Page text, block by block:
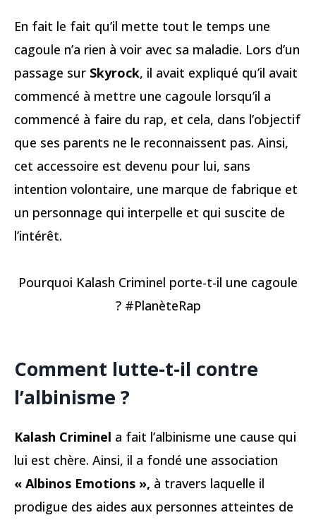
En fait le fait qu’il mette tout le temps une
cagoule n’a rien à voir avec sa maladie. Lors d’un
passage sur Skyrock, il avait expliqué qu’il avait
commencé à mettre une cagoule lorsqu’il a
commencé à faire du rap, et cela, dans l’objectif
que ses parents ne le reconnaissent pas. Ainsi,
cet accessoire est devenu pour lui, sans
intention volontaire, une marque de fabrique et
un personnage qui interpelle et qui suscite de
l’intérêt.
Pourquoi Kalash Criminel porte-t-il une cagoule
? #PlanèteRap
Comment lutte-t-il contre
l’albinisme ?
Kalash Criminel a fait l’albinisme une cause qui
lui est chère. Ainsi, il a fondé une association
« Albinos Emotions », à travers laquelle il
prodigue des aides aux personnes atteintes de